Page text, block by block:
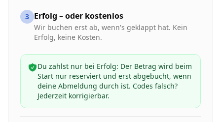
3 Erfolg – oder kostenlos
Wir buchen erst ab, wenn's geklappt hat. Kein
Erfolg, keine Kosten.
Du zahlst nur bei Erfolg: Der Betrag wird beim
Start nur reserviert und erst abgebucht, wenn
deine Abmeldung durch ist. Codes falsch?
Jederzeit korrigierbar.